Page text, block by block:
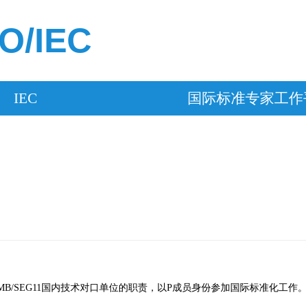
IEC
IEC 国际标准专家工作
SEG11国内技术对口单位的职责，以P成员身份参加国际标准化工作